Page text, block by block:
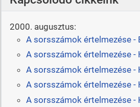
2000. augusztus:
A sorsszámok értelmezése -
A sorsszámok értelmezése -
A sorsszámok értelmezése -
A sorsszámok értelmezése -
A sorsszámok értelmezése -